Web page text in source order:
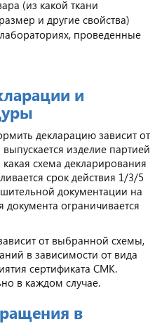
(из какой ткани
и другие свойства)
проведенные
и
декларацию зависит от
изделие партией
схема декларирования
срок действия 1/3/5
документации на
документа ограничивается
от выбранной схемы,
в зависимости от вида
сертификата СМК.
в каждом случае.
в